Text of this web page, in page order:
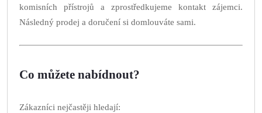
komisních přístrojů a zprostředkujeme kontakt zájemci.
Následný prodej a doručení si domlouváte sami.
Co můžete nabídnout?
Zákazníci nejčastěji hledají: